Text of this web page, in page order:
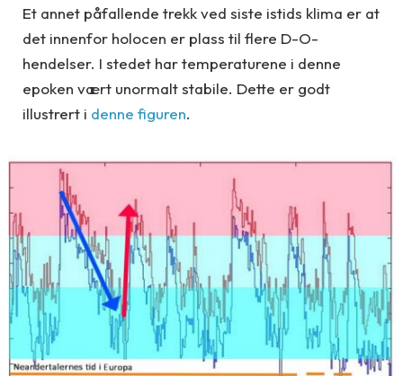
Et annet påfallende trekk ved siste istids klima er at
det innenfor holocen er plass til flere D-O-
hendelser. I stedet har temperaturene i denne
epoken vært unormalt stabile. Dette er godt
illustrert i denne figuren.